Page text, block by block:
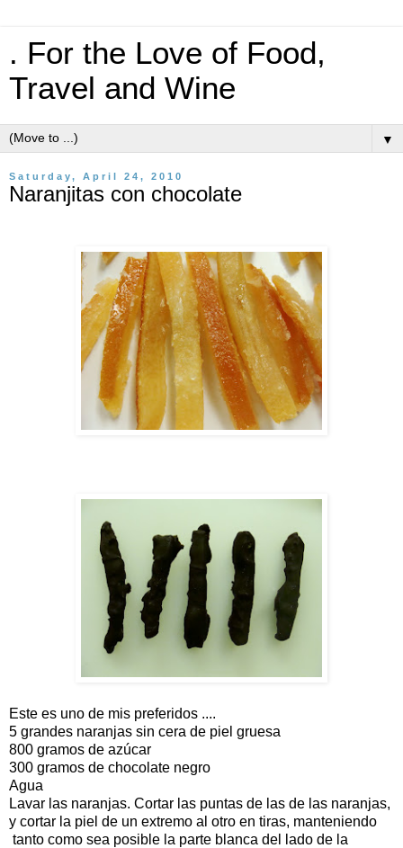
. For the Love of Food,
Travel and Wine
▼
Saturday, April 24, 2010
Naranjitas con chocolate
Este es uno de mis preferidos ....
5 grandes naranjas sin cera de piel gruesa
800 gramos de azúcar
300 gramos de chocolate negro
Agua
Lavar las naranjas. Cortar las puntas de las de las naranjas,
y cortar la piel de un extremo al otro en tiras, manteniendo
tanto como sea posible la parte blanca del lado de la